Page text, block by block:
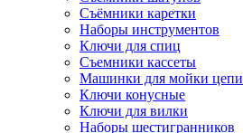
Съёмники каретки
Наборы инструментов
Ключи для спиц
Съемники кассеты
Машинки для мойки цепи
Ключи конусные
Ключи для вилки
Наборы шестигранников